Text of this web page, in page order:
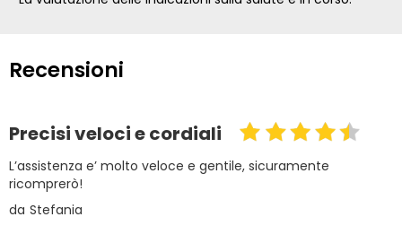
Recensioni
Precisi veloci e cordiali
L’assistenza e’ molto veloce e gentile, sicuramente
ricomprerò!
da Stefania